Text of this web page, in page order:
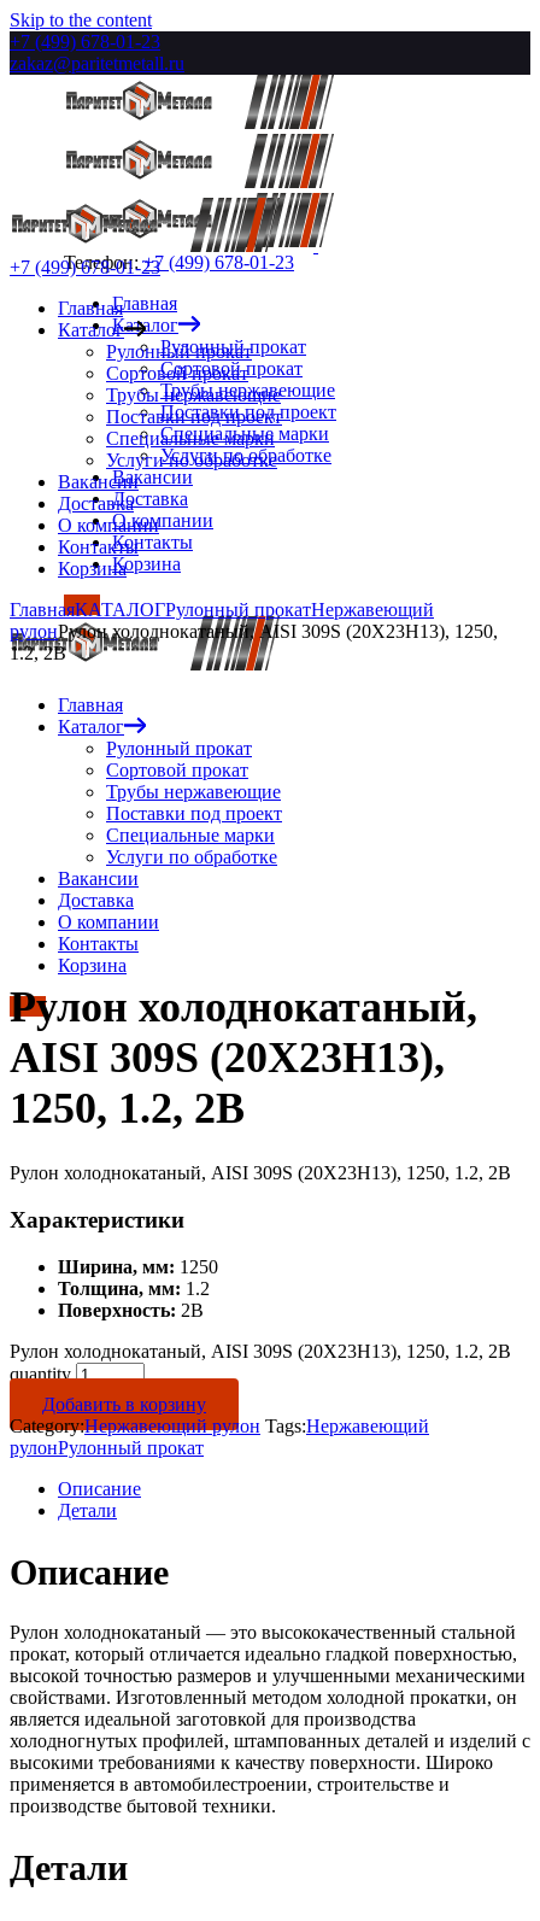
Skip to the content
+7 (499) 678-01-23
zakaz@paritetmetall.ru
Телефон:+7 (499) 678-01-23
Главная
Каталог
Рулонный прокат
Сортовой прокат
Трубы нержавеющие
Поставки под проект
Специальные марки
Услуги по обработке
Вакансии
Доставка
О компании
Контакты
Корзина
Главная
Каталог
Рулонный прокат
Сортовой прокат
Трубы нержавеющие
Поставки под проект
Специальные марки
Услуги по обработке
Вакансии
Доставка
О компании
Контакты
Корзина
+7 (499) 678-01-23
Главная
Каталог
Рулонный прокат
Сортовой прокат
Трубы нержавеющие
Поставки под проект
Специальные марки
Услуги по обработке
Вакансии
Доставка
О компании
Контакты
Корзина
ГлавнаяКАТАЛОГРулонный прокатНержавеющий
рулонРулон холоднокатаный, AISI 309S (20Х23Н13), 1250,
1.2, 2B
Рулон холоднокатаный,
AISI 309S (20Х23Н13),
1250, 1.2, 2B
Рулон холоднокатаный, AISI 309S (20Х23Н13), 1250, 1.2, 2B
Характеристики
Ширина, мм: 1250
Толщина, мм: 1.2
Поверхность: 2B
Рулон холоднокатаный, AISI 309S (20Х23Н13), 1250, 1.2, 2B
quantity
Добавить в корзину
Category:Нержавеющий рулон Tags:Нержавеющий
рулонРулонный прокат
Описание
Детали
Описание
Рулон холоднокатаный — это высококачественный стальной
прокат, который отличается идеально гладкой поверхностью,
высокой точностью размеров и улучшенными механическими
свойствами. Изготовленный методом холодной прокатки, он
является идеальной заготовкой для производства
холодногнутых профилей, штампованных деталей и изделий с
высокими требованиями к качеству поверхности. Широко
применяется в автомобилестроении, строительстве и
производстве бытовой техники.
Детали